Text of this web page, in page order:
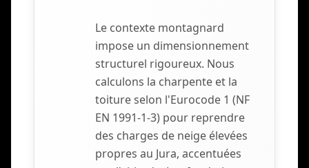
Le contexte montagnard
impose un dimensionnement
structurel rigoureux. Nous
calculons la charpente et la
toiture selon l'Eurocode 1 (NF
EN 1991-1-3) pour reprendre
des charges de neige élevées
propres au Jura, accentuées